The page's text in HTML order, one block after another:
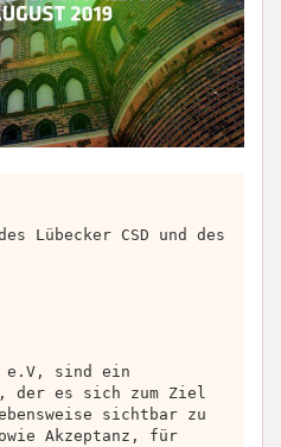
Lübecker CSD und des
e.V, sind ein
der es sich zum Ziel
sichtbar zu
Akzeptanz, für